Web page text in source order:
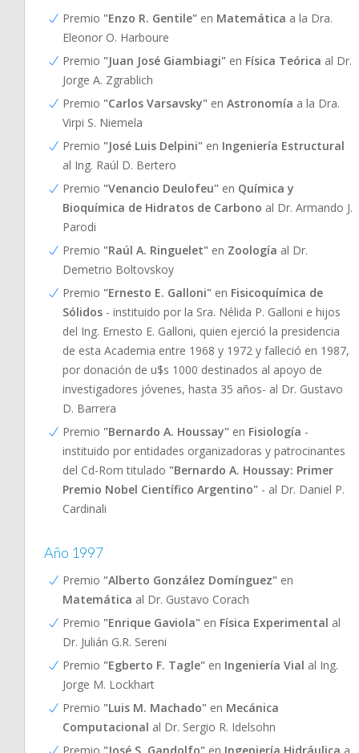
Premio "Enzo R. Gentile" en Matemática a la Dra.
Eleonor O. Harboure
Premio "Juan José Giambiagi" en Física Teórica al Dr.
Jorge A. Zgrablich
Premio "Carlos Varsavsky" en Astronomía a la Dra.
Virpi S. Niemela
Premio "José Luis Delpini" en Ingeniería Estructural
al Ing. Raúl D. Bertero
Premio "Venancio Deulofeu" en Química y
Bioquímica de Hidratos de Carbono al Dr. Armando J.
Parodi
Premio "Raúl A. Ringuelet" en Zoología al Dr.
Demetrio Boltovskoy
Premio "Ernesto E. Galloni" en Fisicoquímica de
Sólidos - instituido por la Sra. Nélida P. Galloni e hijos
del Ing. Ernesto E. Galloni, quien ejerció la presidencia
de esta Academia entre 1968 y 1972 y falleció en 1987,
por donación de u$s 1000 destinados al apoyo de
investigadores jóvenes, hasta 35 años- al Dr. Gustavo
D. Barrera
Premio "Bernardo A. Houssay" en Fisiología -
instituido por entidades organizadoras y patrocinantes
del Cd-Rom titulado "Bernardo A. Houssay: Primer
Premio Nobel Científico Argentino" - al Dr. Daniel P.
Cardinali
Año 1997
Premio "Alberto González Domínguez" en
Matemática al Dr. Gustavo Corach
Premio "Enrique Gaviola" en Física Experimental al
Dr. Julián G.R. Sereni
Premio "Egberto F. Tagle" en Ingeniería Vial al Ing.
Jorge M. Lockhart
Premio "Luis M. Machado" en Mecánica
Computacional al Dr. Sergio R. Idelsohn